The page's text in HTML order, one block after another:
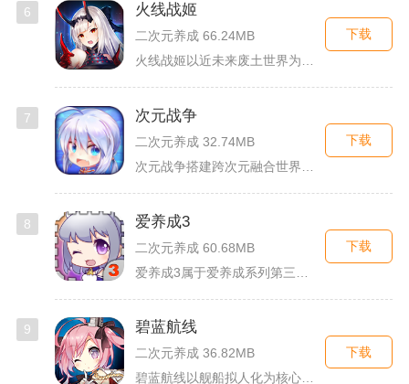
6 火线战姬
二次元养成 66.24MB
下载
7 次元战争
二次元养成 32.74MB
下载
8 爱养成3
二次元养成 60.68MB
下载
9 碧蓝航线
二次元养成 36.82MB
碧蓝航线以舰船拟人化为核心载体，将各类历史战舰塑造成风格各异...
下载